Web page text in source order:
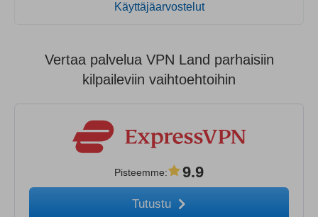
Käyttäjäarvostelut
Vertaa palvelua VPN Land parhaisiin
kilpaileviin vaihtoehtoihin
Pisteemme: 9.9
Tutustu